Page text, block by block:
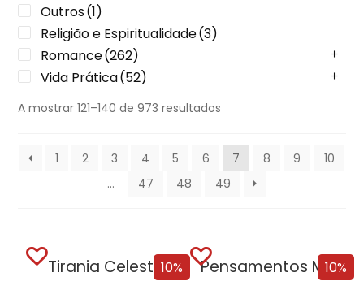
Outros(1)
Religião e Espiritualidade(3)
Romance(262)
Vida Prática(52)
A mostrar 121–140 de 973 resultados
1 2 3 4 5 6 7 8 9
10
…
47 48 49
10%
Tirania Celestial 10%
Pensamentos Malignos + Oferta A Pequena Livraria...